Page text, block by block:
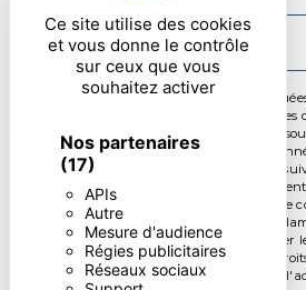
Ce site utilise des cookies
et vous donne le contrôle
sur ceux que vous
souhaitez activer
Nos partenaires
(17)
APIs
Autre
Mesure d'audience
Régies publicitaires
Réseaux sociaux
ENVOYER
** Les données personnelles
fins de vous contacter et sont
informatisé. Elles sont destinées à et ses
but de répondre à votre message. Les
communiquées aux seuls destinataires
droits d’accès, de rectification,
limitation, d’opposition, de retrait de votre
moment et du droit d’introduire une
autorité de contrôle, ainsi que d’organiser
post-mortem. Vous pouvez exercer ces
l'adresse ou par courrier électronique à